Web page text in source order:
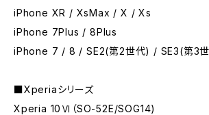
iPhone XR / XsMax / X / Xs
iPhone 7Plus / 8Plus
iPhone 7 / 8 / SE2(第2世代) / SE3(第3
■Xperiaシリーズ
Xperia 10Ⅵ（SO-52E/SOG14)